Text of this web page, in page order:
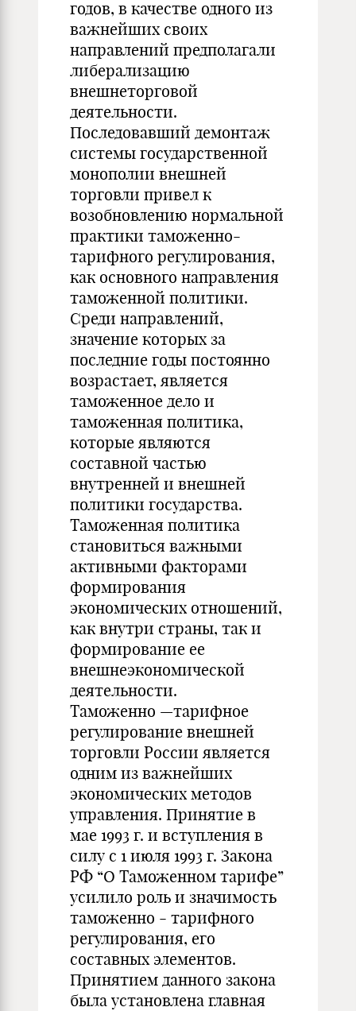
годов, в качестве одного из
важнейших своих
направлений предполагали
либерализацию
внешнеторговой
деятельности.
Последовавший демонтаж
системы государственной
монополии внешней
торговли привел к
возобновлению нормальной
практики таможенно-
тарифного регулирования,
как основного направления
таможенной политики.
Среди направлений,
значение которых за
последние годы постоянно
возрастает, является
таможенное дело и
таможенная политика,
которые являются
составной частью
внутренней и внешней
политики государства.
Таможенная политика
становиться важными
активными факторами
формирования
экономических отношений,
как внутри страны, так и
формирование ее
внешнеэкономической
деятельности.
Таможенно —тарифное
регулирование внешней
торговли России является
одним из важнейших
экономических методов
управления. Принятие в
мае 1993 г. и вступления в
силу с 1 июля 1993 г. Закона
РФ “О Таможенном тарифе”
усилило роль и значимость
таможенно - тарифного
регулирования, его
составных элементов.
Принятием данного закона
была установлена главная